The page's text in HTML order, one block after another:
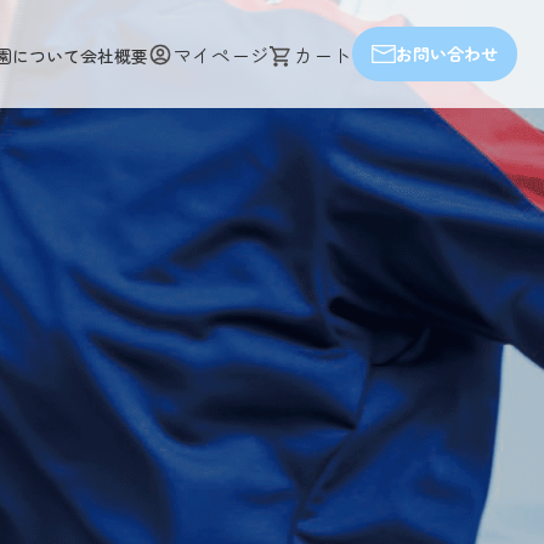
について会社概要 マイページ カート お問い合わせ